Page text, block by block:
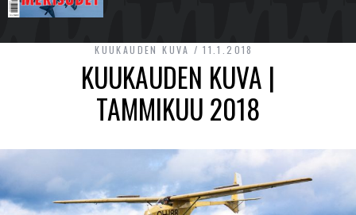
KUUKAUDEN KUVA 11.1.2018
KUUKAUDEN KUVA |
TAMMIKUU 2018